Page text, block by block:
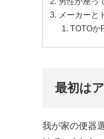
メーカーと
TOTOか
最初は
我が家の便器